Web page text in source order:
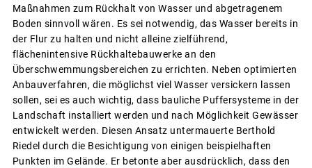
Maßnahmen zum Rückhalt von Wasser und abgetragenem
Boden sinnvoll wären. Es sei notwendig, das Wasser bereits in
der Flur zu halten und nicht alleine zielführend,
flächenintensive Rückhaltebauwerke an den
Überschwemmungsbereichen zu errichten. Neben optimierten
Anbauverfahren, die möglichst viel Wasser versickern lassen
sollen, sei es auch wichtig, dass bauliche Puffersysteme in der
Landschaft installiert werden und nach Möglichkeit Gewässer
entwickelt werden. Diesen Ansatz untermauerte Berthold
Riedel durch die Besichtigung von einigen beispielhaften
Punkten im Gelände. Er betonte aber ausdrücklich, dass den